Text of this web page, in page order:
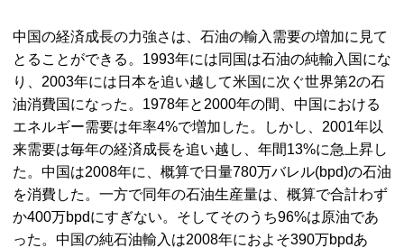
中国の経済成長の力強さは、石油の輸入需要の増加に見て
とることができる。1993年には同国は石油の純輸入国にな
り、2003年には日本を追い越して米国に次ぐ世界第2の石
油消費国になった。1978年と2000年の間、中国における
エネルギー需要は年率4%で増加した。しかし、2001年以
来需要は毎年の経済成長を追い越し、年間13%に急上昇し
た。中国は2008年に、概算で日量780万バレル(bpd)の石油
を消費した。一方で同年の石油生産量は、概算で合計わず
か400万bpdにすぎない。そしてそのうち96%は原油であ
った。中国の純石油輸入は2008年におよそ390万bpdあ